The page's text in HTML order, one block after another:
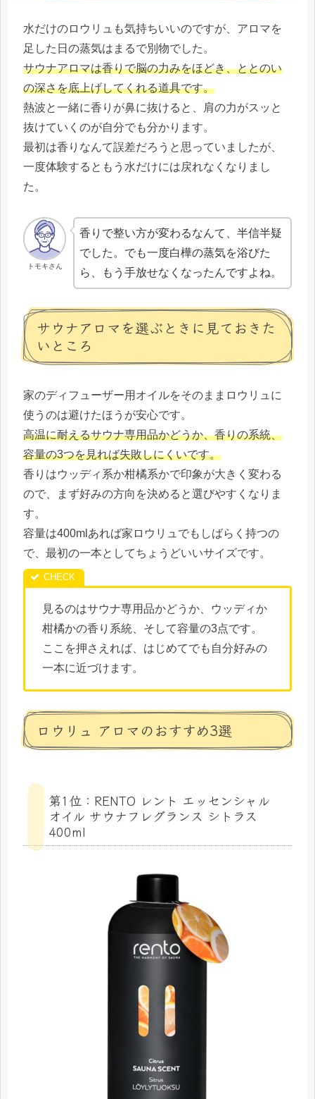
水だけのロウリュも気持ちいいのですが、アロマを
足した日の蒸気はまるで別物でした。
サウナアロマは香りで脳の力みをほどき、ととのい
の深さを底上げしてくれる道具です。
熱波と一緒に香りが鼻に抜けると、肩の力がスッと
抜けていくのが自分でも分かります。
最初は香りなんて誤差だろうと思っていましたが、
一度体験するともう水だけには戻れなくなりまし
た。
トモキさん
香りで整い方が変わるなんて、半信半疑
でした。でも一度白樺の蒸気を浴びた
ら、もう手放せなくなったんですよね。
サウナアロマを選ぶときに見ておきた
いところ
家のディフューザー用オイルをそのままロウリュに
使うのは避けたほうが安心です。
高温に耐えるサウナ専用品かどうか、香りの系統、
容量の3つを見れば失敗しにくいです。
香りはウッディ系か柑橘系かで印象が大きく変わる
ので、まず好みの方向を決めると選びやすくなりま
す。
容量は400mlあれば家ロウリュでもしばらく持つの
で、最初の一本としてちょうどいいサイズです。
見るのはサウナ専用品かどうか、ウッディか
柑橘かの香り系統、そして容量の3点です。
ここを押さえれば、はじめてでも自分好みの
一本に近づけます。
ロウリュ アロマのおすすめ3選
第1位：RENTO レント エッセンシャル
オイル サウナフレグランス シトラス
400ml